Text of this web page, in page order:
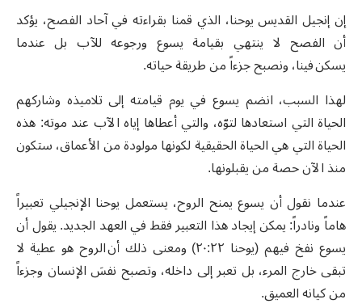
إن إنجيل القديس يوحنا، الذي قمنا بقراءته في آحاد الفصح، يؤكد
أن الفصح لا ينتهي بقيامة يسوع ورجوعه للآب بل عندما
يسكن فينا، ونصبح جزءاً من طريقة حياته.
لهذا السبب، انضم يسوع في يوم قيامته إلى تلاميذه وشاركهم
الحياة التي استعادها لتوّه، والتي أعطاها إياه الآب عند موته: هذه
الحياة التي هي الحياة الحقيقية لكونها مولودة من الأعماق، ستكون
منذ الآن حصة من يقبلونها.
عندما نقول أن يسوع يمنح الروح، يستعمل يوحنا الإنجيلي تعبيراً
هاماً ونادراً: يمكن إيجاد هذا التعبير فقط في العهد الجديد. يقول أن
يسوع نفخ فيهم (يوحنا ٢٠:٢٢) ومعنى ذلك أن الروح هو عطية لا
تبقى خارج المرء، بل تعبر إلى داخله، وتصبح نفسَ الإنسان وجزءاً
من كيانه العميق.